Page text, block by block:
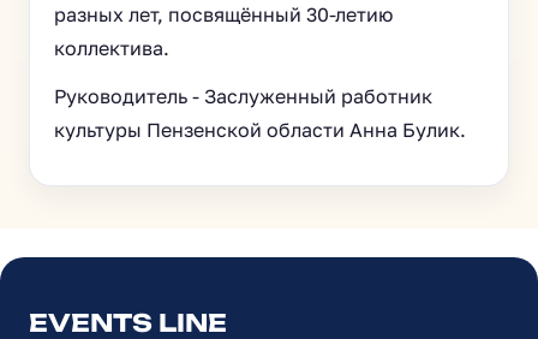
разных лет, посвящённый 30-летию
коллектива.
Руководитель - Заслуженный работник
культуры Пензенской области Анна Булик.
EVENTS LINE